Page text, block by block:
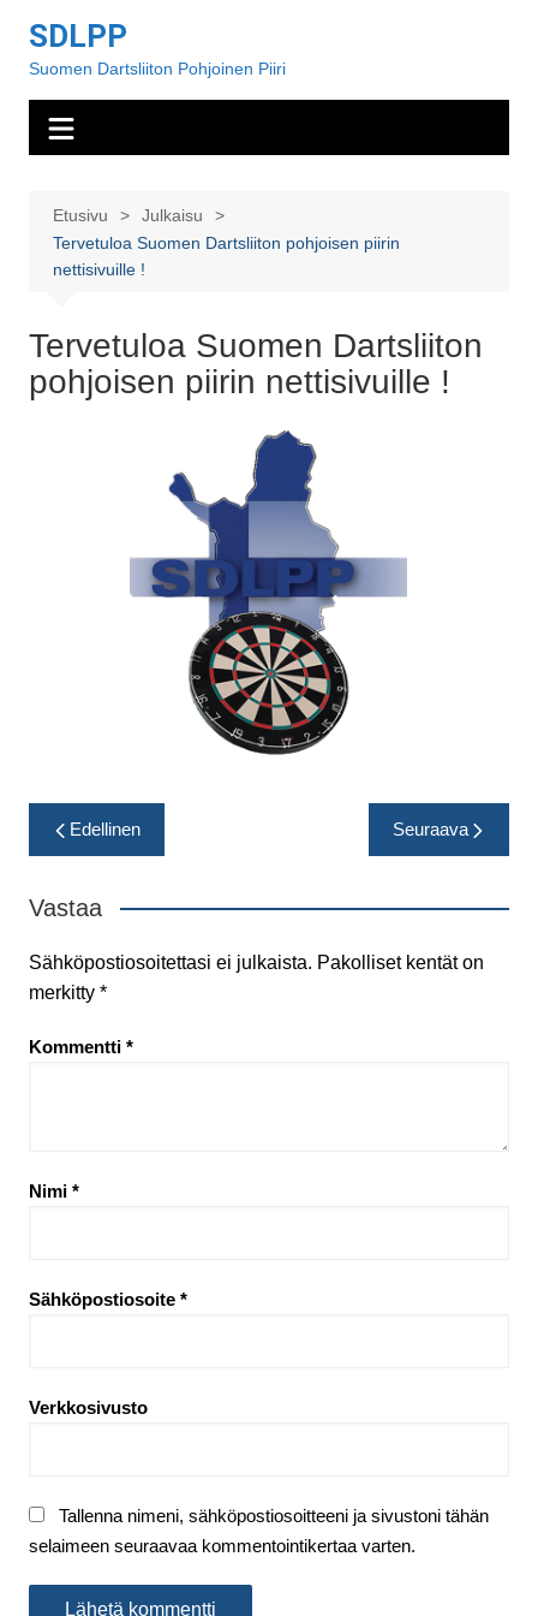
sisältöön
SDLPP
Suomen Dartsliiton Pohjoinen Piiri
Etusivu
Julkaisu
Tervetuloa Suomen Dartsliiton pohjoisen piirin
nettisivuille !
Tervetuloa Suomen Dartsliiton
pohjoisen piirin nettisivuille !
Artikkelien
selaus
Edellinen Seuraava
Vastaa
Sähköpostiosoitettasi ei julkaista. Pakolliset kentät on
merkitty *
Kommentti *
Nimi *
Sähköpostiosoite *
Verkkosivusto
Tallenna nimeni, sähköpostiosoitteeni ja sivustoni tähän
selaimeen seuraavaa kommentointikertaa varten.